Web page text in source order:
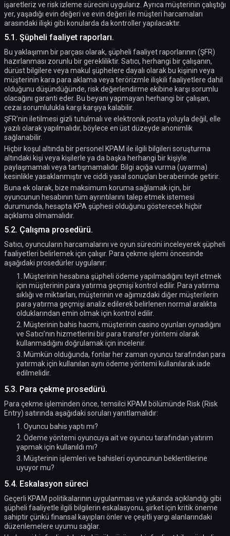
işaretleriz ve risk izleme sürecini uygularız. Ayrıca müşterinin çalıştığı
yer, yaşadığı evin değeri ve evin değeri ile müşteri harcamaları
arasındaki ilişki gibi konularda da kontroller yapılacaktır.
5.1. Şüpheli faaliyet raporları.
Bu yaklaşımın bir parçası olarak, şüpheli faaliyet raporlarının (ŞFR)
hazırlanması zorunlu bir gerekliliktir. Satıcı, herhangi bir çalışanın,
dürüst bilgilere veya makul şüphelere dayalı olarak bu kişinin veya
müşterinin kara para aklama veya terörizmle ilişkili faaliyetlere dahil
olduğunu düşündüğünde, risk değerlendirme ekibine karşı sorumlu
olacağını garanti eder. Bu beyanı yapmayan herhangi bir çalışan,
cezai sorumlulukla karşı karşıya kalabilir.
ŞFR’nin iletilmesi gizli tutulmalı ve elektronik posta yoluyla değil, elle
yazılı olarak yapılmalıdır, böylece en üst düzeyde anonimlik
sağlanabilir.
Hiçbir koşul altında bir personel KPAM ile ilgili bilgileri soruşturma
altındaki kişi veya kişilerle ya da başka herhangi bir kişiyle
paylaşmamalı veya tartışmamalıdır. Bilgi açığa vurma (uyarma)
kesinlikle yasaklanmıştır ve ciddi yasal sonuçları beraberinde getirir.
Buna ek olarak, bize maksimum koruma sağlamak için, bir
oyuncunun hesabının tüm ayrıntılarını talep etmek istemesi
durumunda, hesapta KPA şüphesi olduğunu gösterecek hiçbir
açıklama olmamalıdır.
5.2. Çalışma prosedürü.
Satıcı, oyuncuların harcamalarını ve oyun sürecini inceleyerek şüpheli
faaliyetleri belirlemek için çalışır. Para çekme işlemi öncesinde
aşağıdaki prosedürler uygulanır:
1. Müşterinin hesabına şüpheli ödeme yapılmadığını teyit etmek
için müşterinin para yatırma geçmişi kontrol edilir. Para yatırma
sıklığı ve miktarları, müşterinin ve ağımızdaki diğer müşterilerin
para yatırma geçmişi analiz edilerek belirlenen normal aralıkta
olduklarından emin olmak için kontrol edilir.
2. Müşterinin bahis hacmi, müşterinin casino oyunları oynadığını
ve Satıcı’nın hizmetlerini bir para transfer yöntemi olarak
kullanmadığını doğrulamak için incelenir.
3. Mümkün olduğunda, fonlar her zaman oyuncu tarafından para
yatırmak için kullanılan aynı ödeme yöntemi kullanılarak iade
edilmelidir.
5.3. Para çekme prosedürü.
Para çekme işleminden önce, temsilci KPAM bölümünde Risk (Risk
Entry) satırında aşağıdaki soruları yanıtlamalıdır:
1. Oyuncu bahis yaptı mı?
2. Ödeme yöntemi oyuncuya ait ve oyuncu tarafından yatırım
yapmak için kullanıldı mı?
3. Müşterinin işlemleri ve bahisleri oyuncunun beklentilerine
uyuyor mu?
5.4. Eskalasyon süreci
Geçerli KPAM politikalarının uygulanması ve yukarıda açıklandığı gibi
şüpheli faaliyetle ilgili bilgilerin eskalasyonu, şirket için kritik öneme
sahiptir çünkü finansal kayıpları önler ve çeşitli yargı alanlarındaki
düzenlemelere uyumu sağlar.